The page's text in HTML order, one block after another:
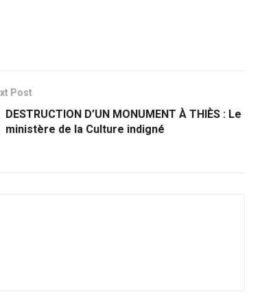
Post
DESTRUCTION D’UN MONUMENT À THIÈS : Le
ministère de la Culture indigné